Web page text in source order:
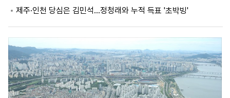
기
독
기
시
개
마
켓
파
워
운
세
대
학
동
문
골
프
제주·인천 당심은 김민석…정청래와 누적 득표 '초박빙'